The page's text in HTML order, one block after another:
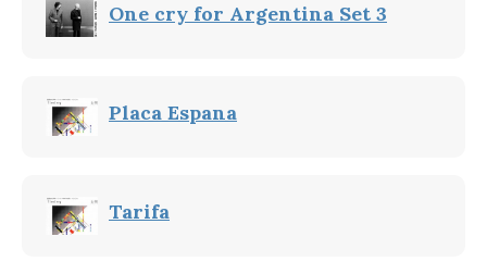
One cry for Argentina Set 3
Placa Espana
Tarifa